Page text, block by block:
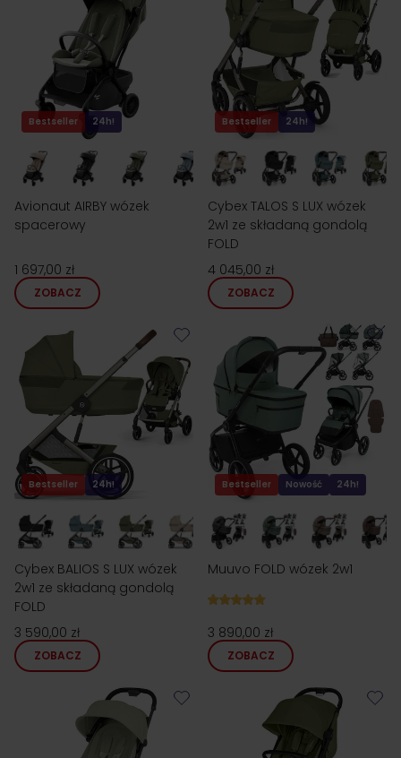
Bestseller 24h!
Avionaut AIRBY wózek
spacerowy
1 697,00 zł
ZOBACZ
Bestseller 24h!
Cybex TALOS S LUX wózek
2w1 ze składaną gondolą
FOLD
4 045,00 zł
ZOBACZ
Bestseller 24h!
Cybex BALIOS S LUX wózek
2w1 ze składaną gondolą
FOLD
3 590,00 zł
ZOBACZ
Bestseller Nowość 24h!
Muuvo FOLD wózek 2w1
3 890,00 zł
ZOBACZ